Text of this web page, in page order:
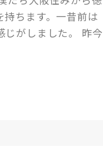
ちます。一昔前は
じがしました。 昨今